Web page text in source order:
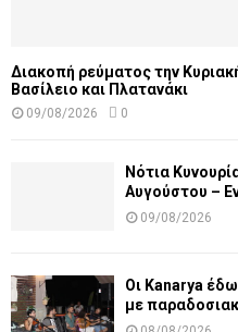
Διακοπή ρεύματος την
Βασίλειο και Πλατανάκι
09/08/2026 0
Νότια
Αυγούστου –
09/08/2026
Οι Kanarya
με